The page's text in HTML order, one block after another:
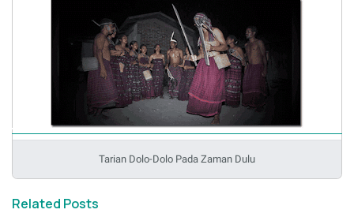
Tarian Dolo-Dolo Pada Zaman Dulu
Related Posts